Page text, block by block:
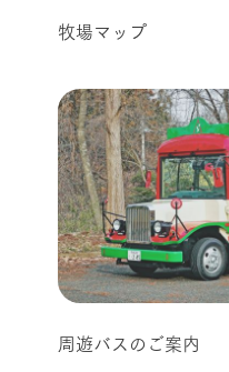
牧場マップ
周遊バスのご案内